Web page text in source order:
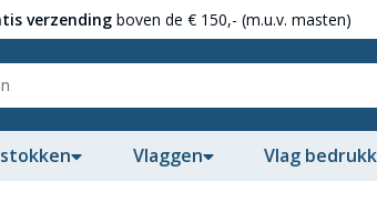
verzending boven de € 150,- (m.u.v. masten)
Vlaggen Vlag